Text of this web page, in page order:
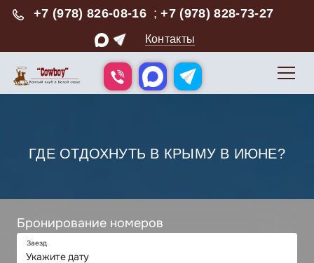
+7 (978) 826-08-16 ;+7 (978) 828-73-27
Контакты
ГДЕ ОТДОХНУТЬ В КРЫМУ В ИЮНЕ?